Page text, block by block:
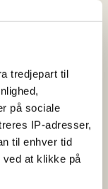
tredjepart til
på sociale
IP-adresser,
til enhver tid
at klikke på
eller
eller
kan I sende
journalnummer: